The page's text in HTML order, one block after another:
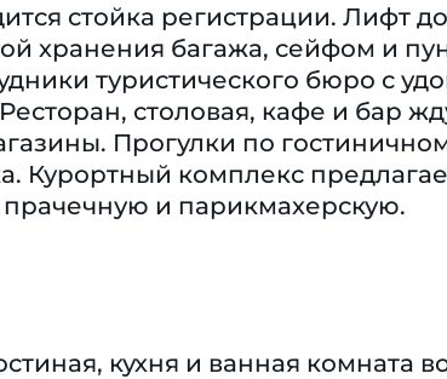
стойка регистрации. Лифт
хранения багажа, сейфом и
туристического бюро с
столовая, кафе и бар
Прогулки по
Курортный комплекс
прачечную и парикмахерскую.
кухня и ванная комната